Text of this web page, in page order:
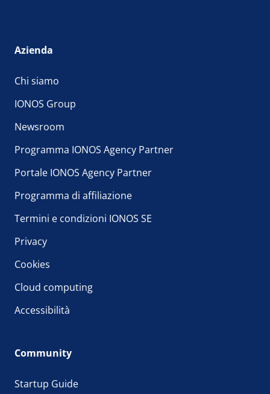
Azienda
Chi siamo
IONOS Group
Newsroom
Programma IONOS Agency Partner
Portale IONOS Agency Partner
Programma di affiliazione
Termini e condizioni IONOS SE
Privacy
Cookies
Cloud computing
Accessibilità
Community
Startup Guide